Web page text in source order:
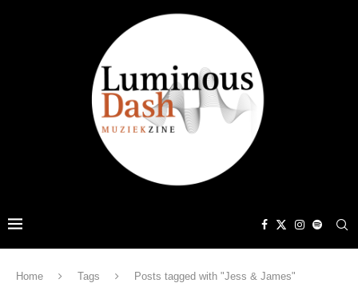
Home Tags Posts tagged with "Jess & James"